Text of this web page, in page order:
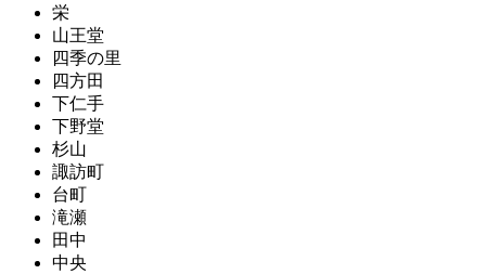
栄
山王堂
四季の里
四方田
下仁手
下野堂
杉山
諏訪町
台町
滝瀬
田中
中央